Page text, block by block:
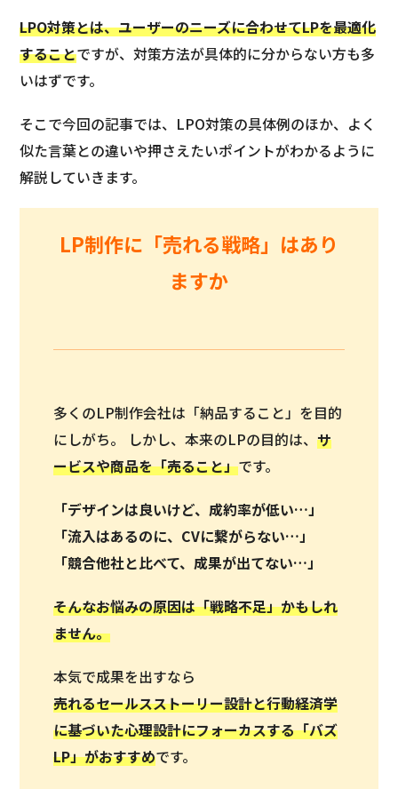
LPO対策とは、ユーザーのニーズに合わせてLPを最適化
することですが、対策方法が具体的に分からない方も多
いはずです。
そこで今回の記事では、LPO対策の具体例のほか、よく
似た言葉との違いや押さえたいポイントがわかるように
解説していきます。
LP制作に「売れる戦略」はあり
ますか
多くのLP制作会社は「納品すること」を目的
にしがち。 しかし、本来のLPの目的は、サ
ービスや商品を「売ること」です。
「デザインは良いけど、成約率が低い…」
「流入はあるのに、CVに繋がらない…」
「競合他社と比べて、成果が出てない…」
そんなお悩みの原因は「戦略不足」かもしれ
ません。
本気で成果を出すなら
売れるセールスストーリー設計と行動経済学
に基づいた心理設計にフォーカスする「バズ
LP」がおすすめです。